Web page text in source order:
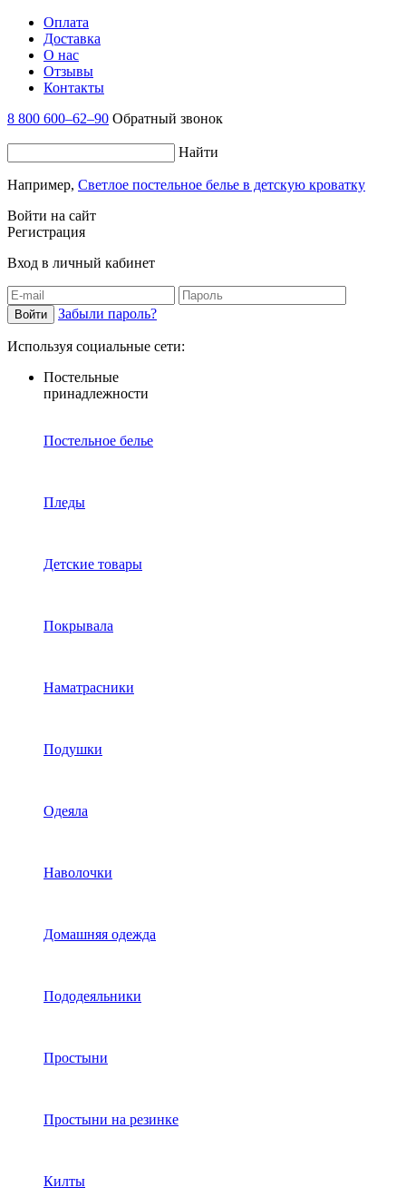
Оплата
Доставка
О нас
Отзывы
Контакты
8 800 600–62–90 Обратный звонок
Найти
Например, Светлое постельное белье в детскую кроватку
Войти на сайт
Регистрация
Вход в личный кабинет
Забыли пароль?
Используя социальные сети:
Постельные
принадлежности
Постельное белье
Пледы
Детские товары
Покрывала
Наматрасники
Подушки
Одеяла
Наволочки
Домашняя одежда
Пододеяльники
Простыни
Простыни на резинке
Килты